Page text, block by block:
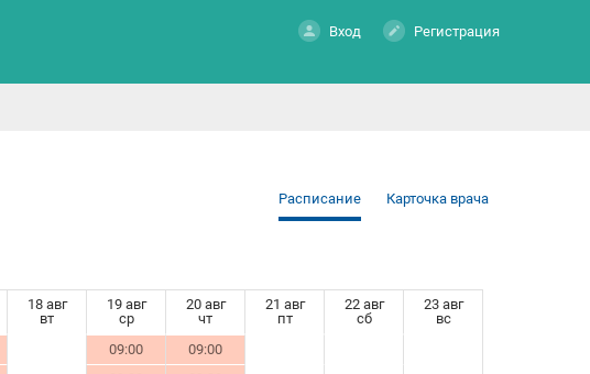
Вход Регистрация
Расписание Карточка врача
18 авг
вт
19 авг
ср
20 авг
чт
21 авг
пт
22 авг
сб
23 авг
вс
09:00
09:00